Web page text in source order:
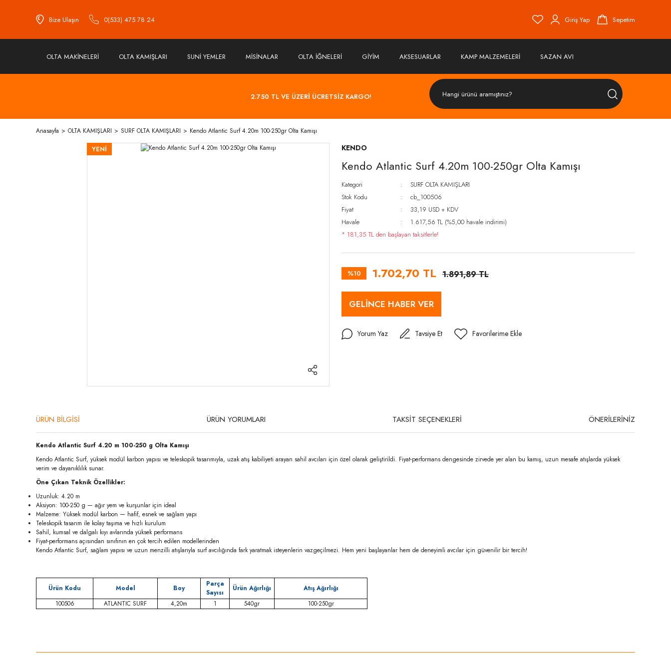
Bize Ulaşın 0(533) 475 78 24 Giriş Yap Sepetim
OLTA MAKİNELERİ OLTA KAMIŞLARI SUNİ YEMLER MİSİNALAR OLTA İĞNELERİ GİYİM AKSESUARLAR KAMP MALZEMELERİ SAZAN AVI
2.750 TL VE ÜZERİ ÜCRETSİZ KARGO!
ÜRÜN
Anasayfa OLTA KAMIŞLARI SURF OLTA KAMIŞLARI Kendo Atlantic Surf 4.20m 100-250gr Olta Kamışı
YENİ KENDO
Kendo Atlantic Surf 4.20m 100-250gr Olta Kamışı
Kategori
SURF OLTA KAMIŞLARI
Stok Kodu
cb_100506
Fiyat
33,19 USD + KDV
Havale
1.617,56 TL (%5,00 havale indirimi)
* 181,35 TL den başlayan taksitlerle!
%10 1.702,70 TL 1.891,89 TL
GELİNCE HABER VER
Yorum Yaz Tavsiye Et
ÜRÜN BİLGİSİ ÜRÜN YORUMLARI TAKSİT SEÇENEKLERİ ÖNERİLERİNİZ
Kendo Atlantic Surf 4.20 m 100-250 g Olta Kamışı
Kendo Atlantic Surf, yüksek modül karbon yapısı ve teleskopik tasarımıyla, uzak atış kabiliyeti arayan sahil avcıları için özel olarak geliştirildi. Fiyat-performans dengesinde zirvede yer alan bu kamış, uzun mesafe atışlarda yüksek
verim ve dayanıklılık sunar.
Öne Çıkan Teknik Özellikler:
Uzunluk: 4.20 m
Aksiyon: 100-250 g — ağır yem ve kurşunlar için ideal
Malzeme: Yüksek modül karbon — hafif, esnek ve sağlam yapı
Teleskopik tasarım ile kolay taşıma ve hızlı kurulum
Sahil, kumsal ve dalgalı kıyı avlarında yüksek performans
Fiyat-performans açısından sınıfının en çok tercih edilen modellerinden
Kendo Atlantic Surf, sağlam yapısı ve uzun menzilli atışlarıyla surf avcılığında fark yaratmak isteyenlerin vazgeçilmezi. Hem yeni başlayanlar hem de deneyimli avcılar için güvenilir bir tercih!
Ürün Kodu Model Boy
Parça
Sayısı
Ürün Ağırlığı
Atış Ağırlığı
100506
ATLANTIC SURF 4,20m 1 540gr 100-250gr